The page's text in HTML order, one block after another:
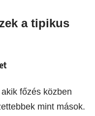
a tipikus
főzés közben
mint mások.